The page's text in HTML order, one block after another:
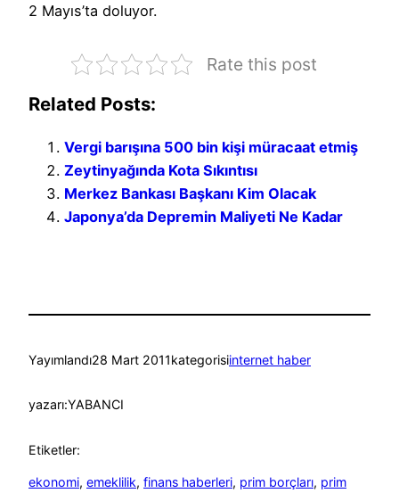
2 Mayıs’ta doluyor.
Rate this post
Related Posts:
Vergi barışına 500 bin kişi müracaat etmiş
Zeytinyağında Kota Sıkıntısı
Merkez Bankası Başkanı Kim Olacak
Japonya’da Depremin Maliyeti Ne Kadar
Yayımlandı28 Mart 2011kategorisiinternet haber
yazarı:YABANCI
Etiketler:
ekonomi, emeklilik, finans haberleri, prim borçları, prim